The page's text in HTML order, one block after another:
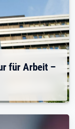
für Arbeit –